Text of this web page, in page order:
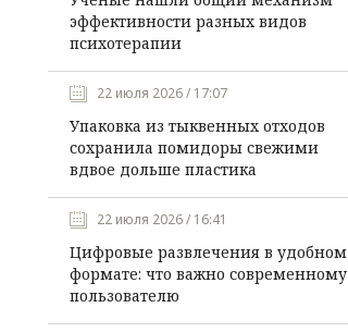
эффективности разных видов
психотерапии
22 июля 2026 / 17:07
Упаковка из тыквенных отходов
сохранила помидоры свежими
вдвое дольше пластика
22 июля 2026 / 16:41
Цифровые развлечения в удобном
формате: что важно современному
пользователю